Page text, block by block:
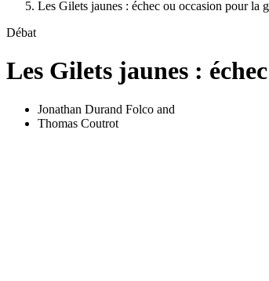
Les Gilets jaunes : échec ou occasion pour la
Débat
Les Gilets jaunes :
Jonathan Durand Folco and
Thomas Coutrot